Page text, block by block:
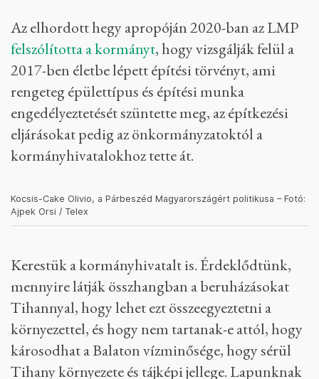
Az önkormányzat pedig szintén a kérdésünkre
azt mondta, a megbontott hegyoldalba épülő
„mezőgazdasági épülettel” nincs baj. Mint írták:
„A kérdéses ingatlanon szabályos építési engedély
mellett folyik szabályos építkezés. Az épület
kivitelezésének első lépése viszont valóban
szabálytalan volt, mert a terep alatti szint
termelték ki.”
felszólította a kormányt, hogy vizsgálják felül a
2017-ben életbe lépett építési törvényt, ami
rengeteg épülettípus és építési munka
engedélyeztetését szüntette meg, az építkezési
eljárásokat pedig az önkormányzatoktól a
kormányhivatalokhoz tette át.